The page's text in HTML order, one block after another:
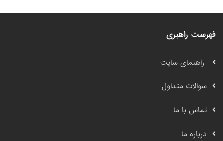
فهرست راهبری
راهنمای سایت
سوالات متداول
تماس با ما
درباره ما